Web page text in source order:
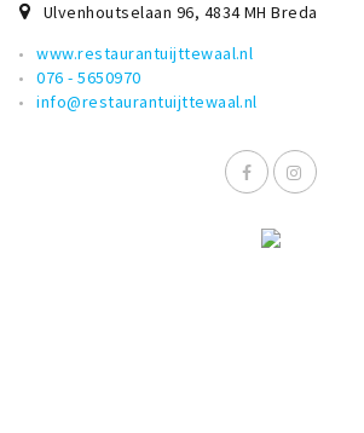
Ulvenhoutselaan 96, 4834 MH Breda
www.restaurantuijttewaal.nl
076 - 5650970
info@restaurantuijttewaal.nl